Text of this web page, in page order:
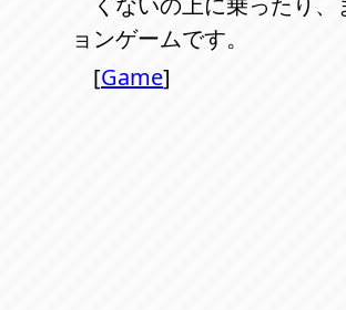
ョンゲームです。
[Game]